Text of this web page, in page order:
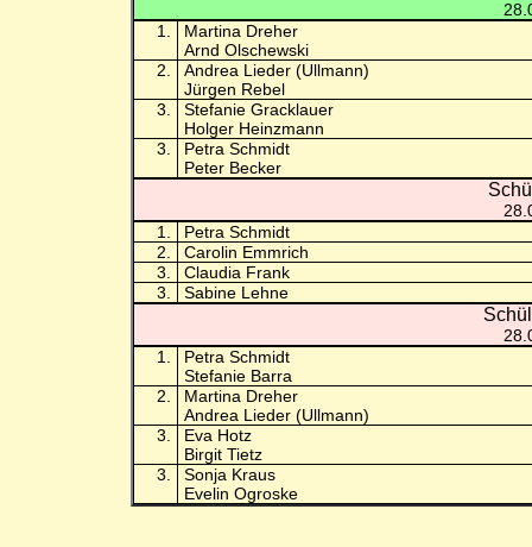
1.
Martina Dreher
Arnd Olschewski
2.
Andrea Lieder (Ullmann)
Jürgen Rebel
3.
Stefanie Gracklauer
Holger Heinzmann
3.
Petra Schmidt
Peter Becker
1.
Petra Schmidt
2.
Carolin Emmrich
3.
Claudia Frank
3.
Sabine Lehne
1.
Petra Schmidt
Stefanie Barra
2.
Martina Dreher
Andrea Lieder (Ullmann)
3.
Eva Hotz
Birgit Tietz
3.
Sonja Kraus
Evelin Ogroske